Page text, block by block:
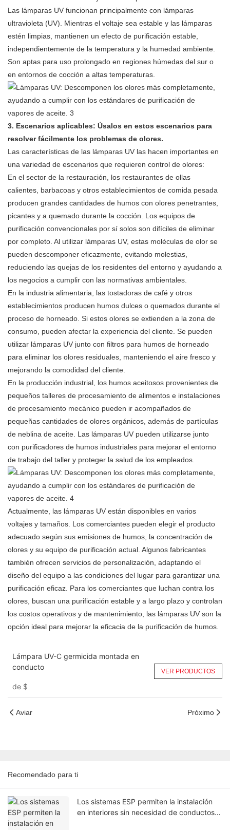
Las lámparas UV funcionan principalmente con lámparas
ultravioleta (UV). Mientras el voltaje sea estable y las lámparas
estén limpias, mantienen un efecto de purificación estable,
independientemente de la temperatura y la humedad ambiente.
Son aptas para uso prolongado en regiones húmedas del sur o
en entornos de cocción a altas temperaturas.
3. Escenarios aplicables: Úsalos en estos escenarios para
resolver fácilmente los problemas de olores.
Las características de las lámparas UV las hacen importantes en
una variedad de escenarios que requieren control de olores:
En el sector de la restauración, los restaurantes de ollas
calientes, barbacoas y otros establecimientos de comida pesada
producen grandes cantidades de humos con olores penetrantes,
picantes y a quemado durante la cocción. Los equipos de
purificación convencionales por sí solos son difíciles de eliminar
por completo. Al utilizar lámparas UV, estas moléculas de olor se
pueden descomponer eficazmente, evitando molestias,
reduciendo las quejas de los residentes del entorno y ayudando a
los negocios a cumplir con las normativas ambientales.
En la industria alimentaria, las tostadoras de café y otros
establecimientos producen humos dulces o quemados durante el
proceso de horneado. Si estos olores se extienden a la zona de
consumo, pueden afectar la experiencia del cliente. Se pueden
utilizar lámparas UV junto con filtros para humos de horneado
para eliminar los olores residuales, manteniendo el aire fresco y
mejorando la comodidad del cliente.
En la producción industrial, los humos aceitosos provenientes de
pequeños talleres de procesamiento de alimentos e instalaciones
de procesamiento mecánico pueden ir acompañados de
pequeñas cantidades de olores orgánicos, además de partículas
de neblina de aceite. Las lámparas UV pueden utilizarse junto
con purificadores de humos industriales para mejorar el entorno
de trabajo del taller y proteger la salud de los empleados.
Actualmente, las lámparas UV están disponibles en varios
voltajes y tamaños. Los comerciantes pueden elegir el producto
adecuado según sus emisiones de humos, la concentración de
olores y su equipo de purificación actual. Algunos fabricantes
también ofrecen servicios de personalización, adaptando el
diseño del equipo a las condiciones del lugar para garantizar una
purificación eficaz. Para los comerciantes que luchan contra los
olores, buscan una purificación estable y a largo plazo y controlan
los costos operativos y de mantenimiento, las lámparas UV son la
opción ideal para mejorar la eficacia de la purificación de humos.
Lámpara UV-C germicida montada en
conducto
de $
VER PRODUCTOS
Aviar Próximo
Recomendado para ti
Los sistemas ESP permiten la instalación
en interiores sin necesidad de conductos